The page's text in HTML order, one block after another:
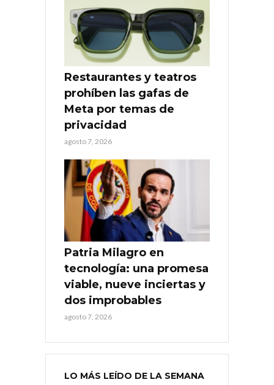
Restaurantes y teatros
prohíben las gafas de
Meta por temas de
privacidad
agosto 7, 2026
Patria Milagro en
tecnología: una promesa
viable, nueve inciertas y
dos improbables
agosto 7, 2026
LO MÁS LEÍDO DE LA SEMANA